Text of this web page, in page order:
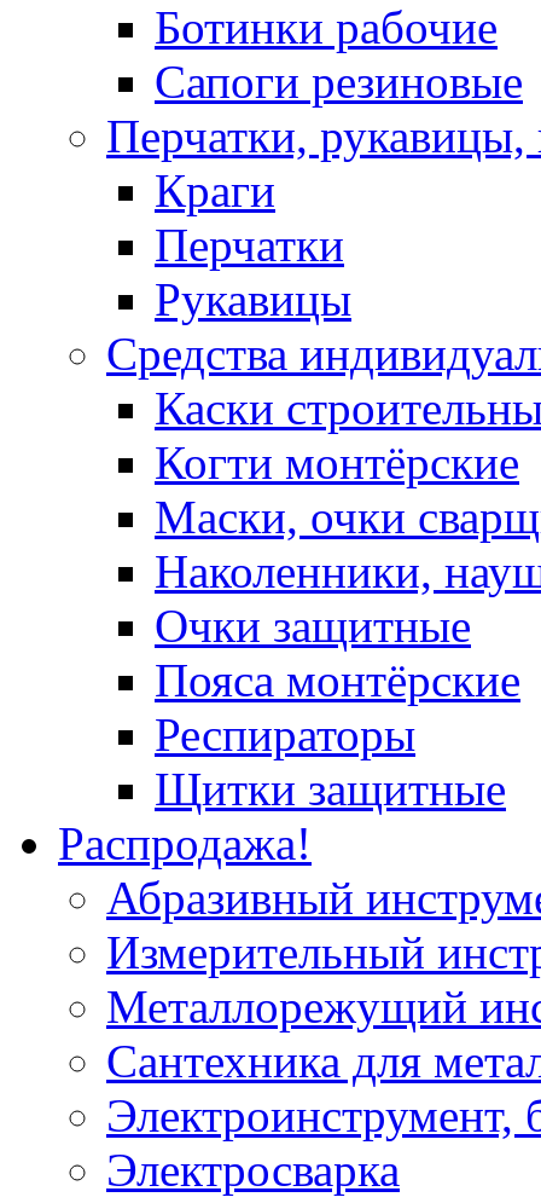
Ботинки рабочие
Сапоги резиновые
Перчатки, рукавицы,
Краги
Перчатки
Рукавицы
Средства
Каски
Когти монтёрские
Маски, очки
Наколенники,
Очки защитные
Пояса монтёрские
Респираторы
Щитки защитные
Распродажа!
Абразивный
Измерительный
Металлорежущий
Сантехника для
Электроинструмент,
Электросварка